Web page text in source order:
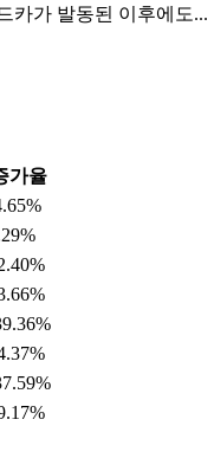
카가 발동된 이후에도...
가율